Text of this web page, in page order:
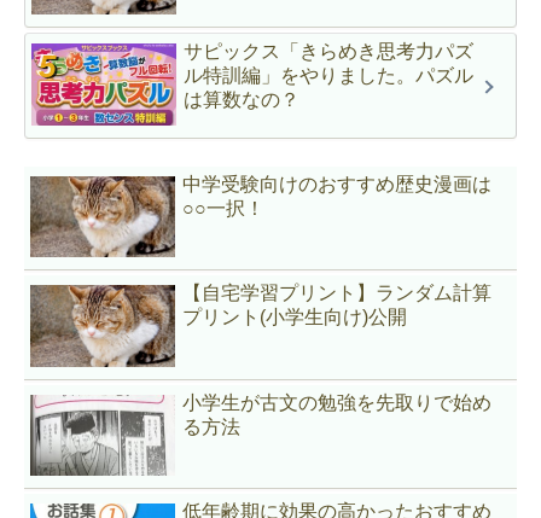
サピックス「きらめき思考力パズ
ル特訓編」をやりました。パズル
は算数なの？
中学受験向けのおすすめ歴史漫画は
○○一択！
【自宅学習プリント】ランダム計算
プリント(小学生向け)公開
小学生が古文の勉強を先取りで始め
る方法
低年齢期に効果の高かったおすすめ